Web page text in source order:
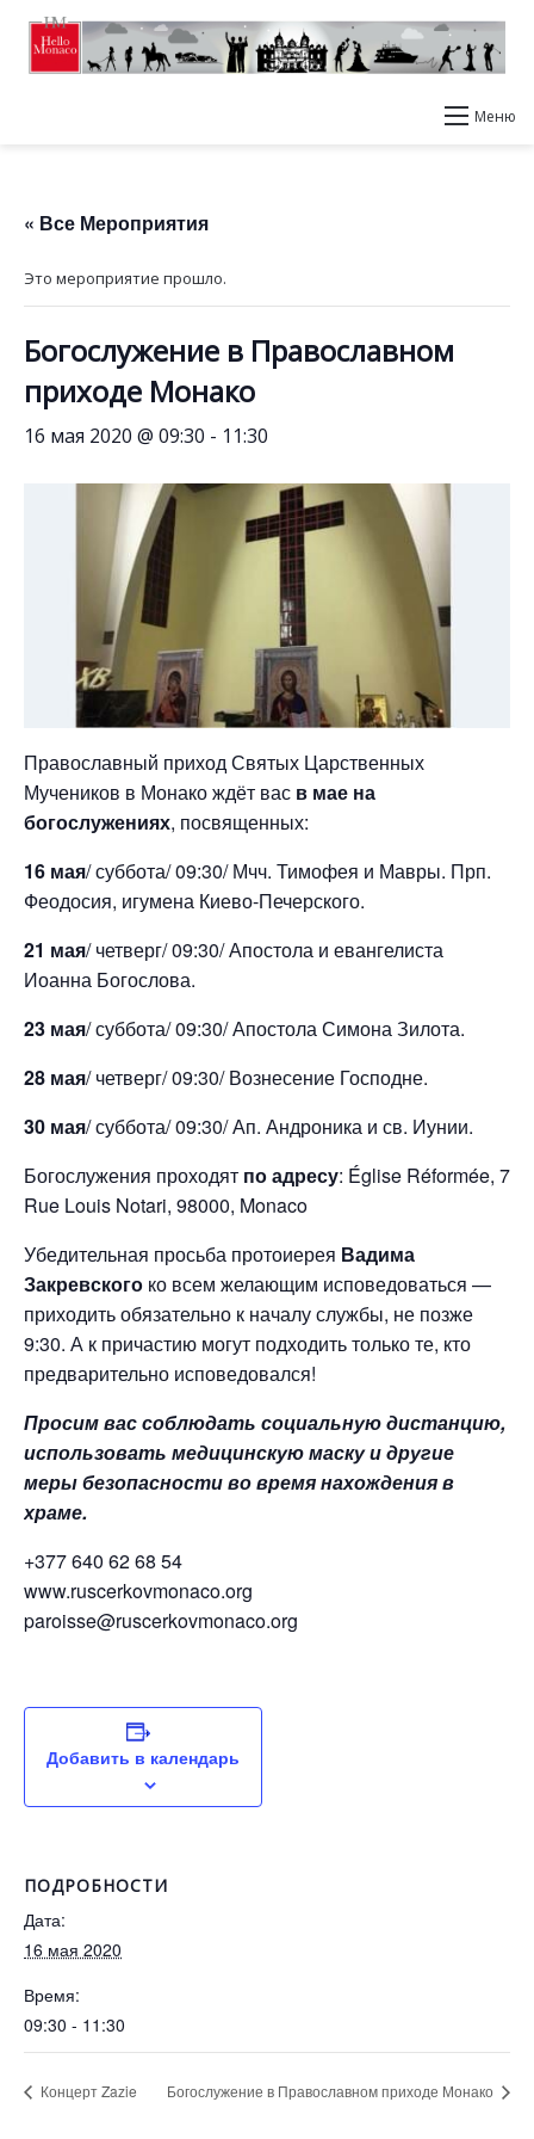
Меню
« Все Мероприятия
Это мероприятие прошло.
Богослужение в Православном
приходе Монако
16 мая 2020 @ 09:30 - 11:30
Православный приход Святых Царственных
Мучеников в Монако ждёт вас в мае на
богослужениях, посвященных:
16 мая/ суббота/ 09:30/ Мчч. Тимофея и Мавры. Прп.
Феодосия, игумена Киево-Печерского.
21 мая/ четверг/ 09:30/ Апостола и евангелиста
Иоанна Богослова.
23 мая/ суббота/ 09:30/ Апостола Симона Зилота.
28 мая/ четверг/ 09:30/ Вознесение Господне.
30 мая/ суббота/ 09:30/ Ап. Андроника и св. Иунии.
Богослужения проходят по адресу: Église Réformée, 7
Rue Louis Notari, 98000, Monaco
Убедительная просьба протоиерея Вадима
Закревского ко всем желающим исповедоваться —
приходить обязательно к началу службы, не позже
9:30. А к причастию могут подходить только те, кто
предварительно исповедовался!
Просим вас соблюдать социальную дистанцию,
использовать медицинскую маску и другие
меры безопасности во время нахождения в
храме.
+377 640 62 68 54
www.ruscerkovmonaco.org
paroisse@ruscerkovmonaco.org
Добавить в календарь
ПОДРОБНОСТИ
Дата:
16 мая 2020
Время:
09:30 - 11:30
Концерт Zazie Богослужение в Православном приходе Монако